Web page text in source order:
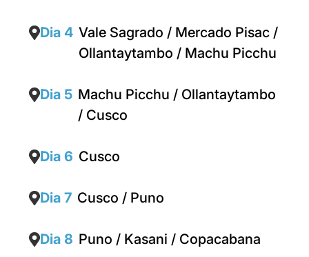
Dia 4 Vale Sagrado / Mercado Pisac /
Ollantaytambo / Machu Picchu
Dia 5 Machu Picchu / Ollantaytambo
/ Cusco
Dia 6 Cusco
Dia 7 Cusco / Puno
Dia 8 Puno / Kasani / Copacabana